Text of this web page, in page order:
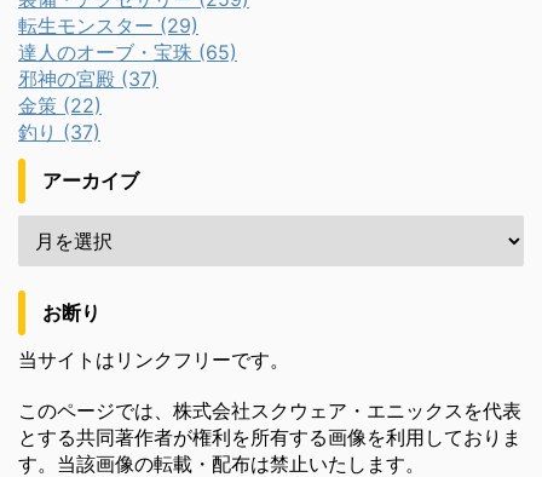
転生モンスター (29)
達人のオーブ・宝珠 (65)
邪神の宮殿 (37)
金策 (22)
釣り (37)
アーカイブ
お断り
当サイトはリンクフリーです。
このページでは、株式会社スクウェア・エニックスを代表
とする共同著作者が権利を所有する画像を利用しておりま
す。当該画像の転載・配布は禁止いたします。